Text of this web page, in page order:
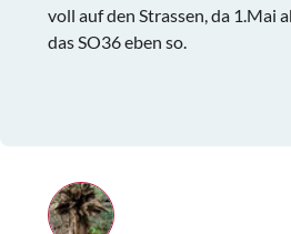
voll auf den Strassen, da 1.Mai
das SO36 eben so.